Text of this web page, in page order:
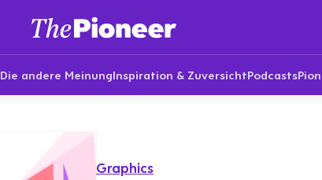
Die andere MeinungInspiration & ZuversichtPodcasts
Graphics